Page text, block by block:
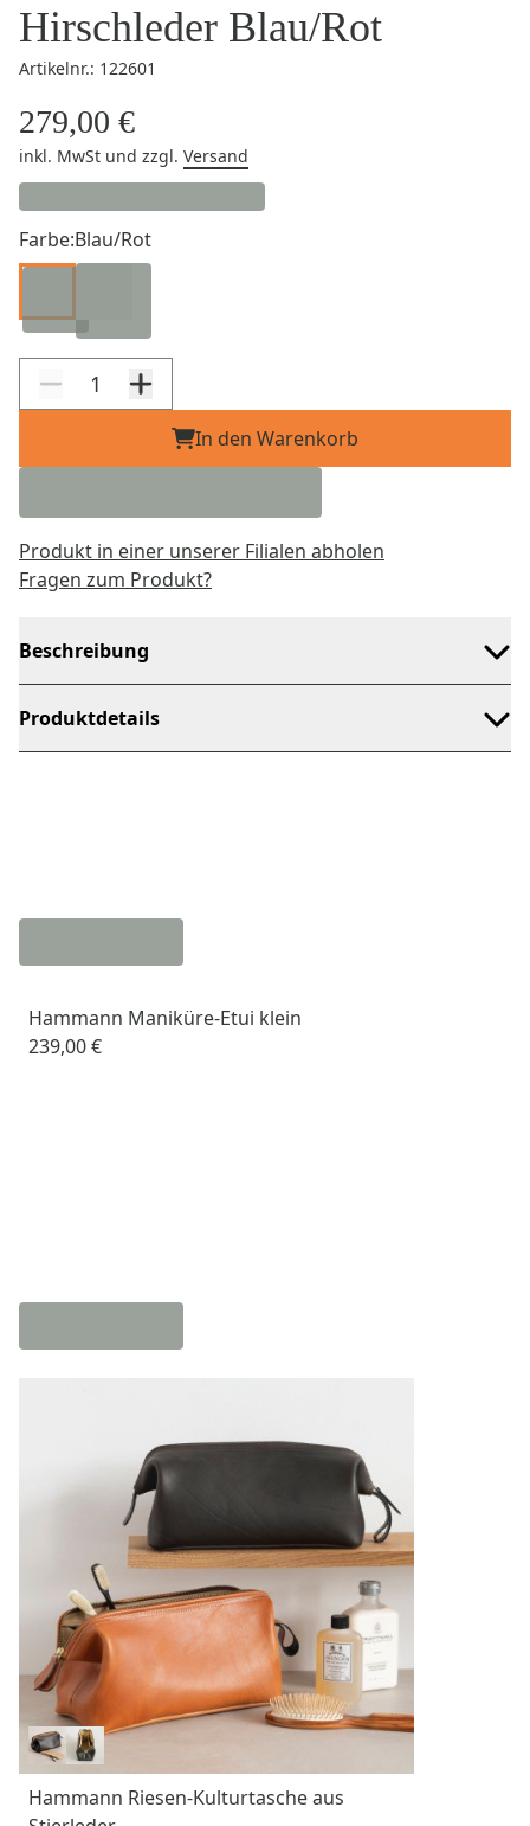
Hirschleder Blau/Rot
Artikelnr.: 122601
279,00 €
inkl. MwSt und zzgl. Versand
Farbe:Blau/Rot
In den Warenkorb
Produkt in einer unserer Filialen abholen
Fragen zum Produkt?
Beschreibung
Produktdetails
Hammann Maniküre-Etui klein
239,00 €
Hammann Riesen-Kulturtasche aus